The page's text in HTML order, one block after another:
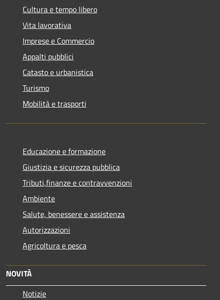
Cultura e tempo libero
Vita lavorativa
Imprese e Commercio
Appalti pubblici
Catasto e urbanistica
Turismo
Mobilità e trasporti
Educazione e formazione
Giustizia e sicurezza pubblica
Tributi,finanze e contravvenzioni
Ambiente
Salute, benessere e assistenza
Autorizzazioni
Agricoltura e pesca
NOVITÀ
Notizie